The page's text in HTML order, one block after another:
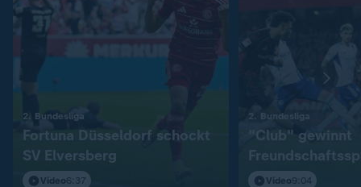
2. Bundesliga
Fortuna Düsseldorf schockt
SV Elversberg
Video6:37
2. Bundesliga
"Club" gewinnt
S04Video9:04